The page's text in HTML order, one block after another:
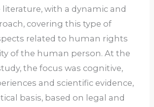
literature, with a dynamic and
covering this type of
related to human rights
of the human person. At the
the focus was cognitive,
and scientific evidence,
basis, based on legal and